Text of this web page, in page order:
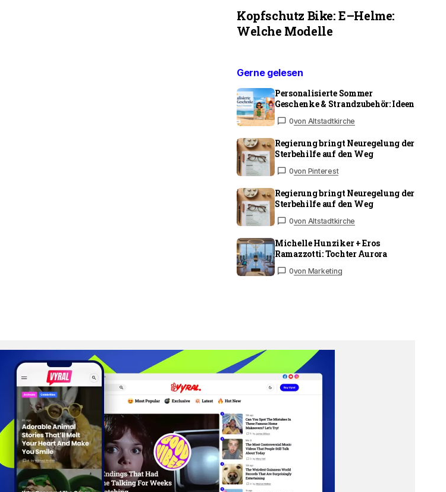
Kopfschutz Bike: E–Helme:
Welche Modelle
Gerne gelesen
Personalisierte Sommer
Geschenke & Strandzubehör: Ideen
0von Altstadtkirche
Regierung bringt Neuregelung der
Sterbehilfe auf den Weg
0von Pinterest
Regierung bringt Neuregelung der
Sterbehilfe auf den Weg
0von Altstadtkirche
Michelle Hunziker + Eros
Ramazzotti: Tochter Aurora
0von Marketing